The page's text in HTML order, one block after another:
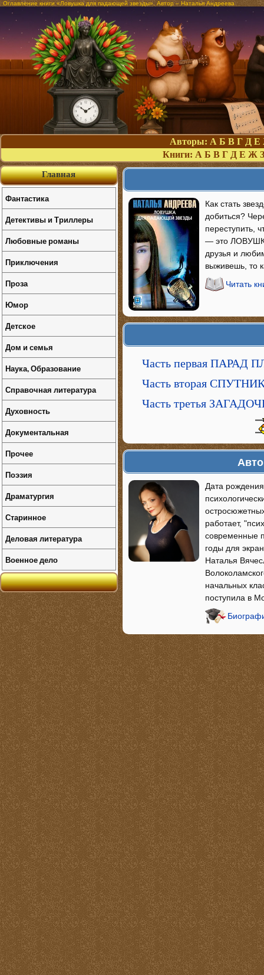
Оглавление книги «Ловушка для падающей звезды». Автор – Наталья Андреева
Авторы: А Б В Г Д Е
Книги: А Б В Г Д Е Ж З
Как стать
добиться?
переступить,
— это
друзья и
выживешь, то
Читать
Часть первая ПАРАД
Часть вторая
Часть третья
Дата
работает,
современные
годы для
Наталья
начальных
поступила в
Главная
Фантастика
Детективы и Триллеры
Любовные романы
Приключения
Проза
Юмор
Детское
Дом и семья
Наука, Образование
Справочная литература
Духовность
Документальная
Прочее
Поэзия
Драматургия
Старинное
Деловая литература
Военное дело